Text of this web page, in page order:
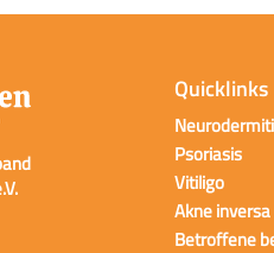
Quicklinks
Psoriasis
Vitiligo
Akne inversa
Betroffene